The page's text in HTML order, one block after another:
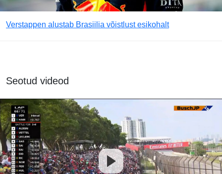
Verstappen alustab Brasiilia võistlust esikohalt
Seotud videod